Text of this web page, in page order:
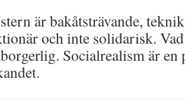
är bakåtsträvande,
och inte solidarisk.
Socialrealism är en